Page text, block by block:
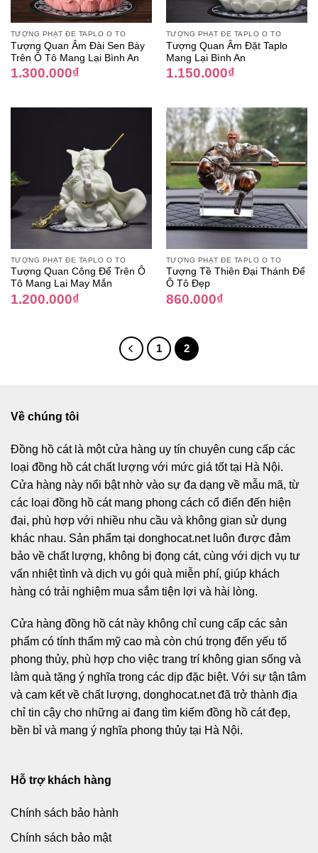
TƯỢNG PHẬT ĐỂ TAPLO Ô TÔ
Tượng Quan Âm Đài Sen Bày
Trên Ô Tô Mang Lại Bình An
1.300.000₫
TƯỢNG PHẬT ĐỂ TAPLO Ô TÔ
Tượng Quan Âm Đặt Taplo
Mang Lại Bình An
1.150.000₫
TƯỢNG PHẬT ĐỂ TAPLO Ô TÔ
Tượng Quan Công Để Trên Ô
Tô Mang Lại May Mắn
1.200.000₫
TƯỢNG PHẬT ĐỂ TAPLO Ô TÔ
Tượng Tề Thiên Đại Thánh Để
Ô Tô Đẹp
860.000₫
1 2
Về chúng tôi
Đồng hồ cátlà một cửa hàng uy tín chuyên cung cấp các
loại đồng hồ cát chất lượng với mức giá tốt tại Hà Nội.
Cửa hàng này nổi bật nhờ vào sự đa dạng về mẫu mã, từ
các loại đồng hồ cát mang phong cách cổ điển đến hiện
đại, phù hợp với nhiều nhu cầu và không gian sử dụng
khác nhau. Sản phẩm tại donghocat.net luôn được đảm
bảo về chất lượng, không bị đọng cát, cùng với dịch vụ tư
vấn nhiệt tình và dịch vụ gói quà miễn phí, giúp khách
hàng có trải nghiệm mua sắm tiện lợi và hài lòng.
Cửa hàng đồng hồ cát này không chỉ cung cấp các sản
phẩm có tính thẩm mỹ cao mà còn chú trọng đến yếu tố
phong thủy, phù hợp cho việc trang trí không gian sống và
làm quà tặng ý nghĩa trong các dịp đặc biệt. Với sự tận tâm
và cam kết về chất lượng, donghocat.net đã trở thành địa
chỉ tin cậy cho những ai đang tìm kiếm đồng hồ cát đẹp,
bền bỉ và mang ý nghĩa phong thủy tại Hà Nội.
Hỗ trợ khách hàng
Chính sách bảo hành
Chính sách bảo mật